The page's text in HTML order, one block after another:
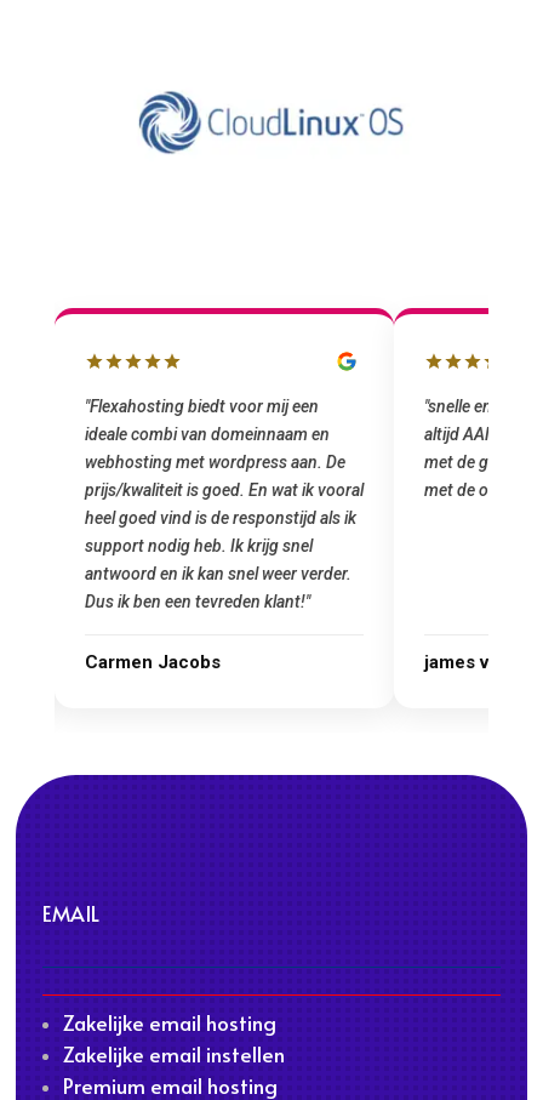
"snelle en vriendelijke service. staat
altijd AAN (: fijne prijzen vergeleken
met de grote jongens en dus nu al blij
met de overstap!"
james van oranje
"Top service.
het
was meteen
gemaakt.
Marcel
EMAIL
Zakelijke email hosting
Zakelijke email instellen
Premium email hosting